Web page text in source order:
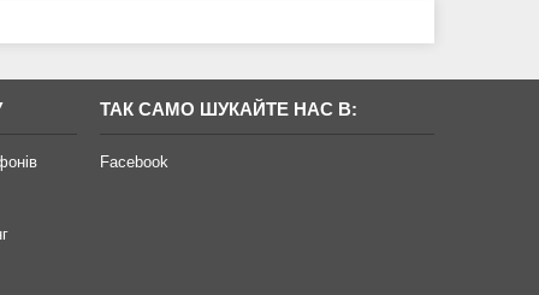
ТАК САМО ШУКАЙТЕ НАС В:
Facebook